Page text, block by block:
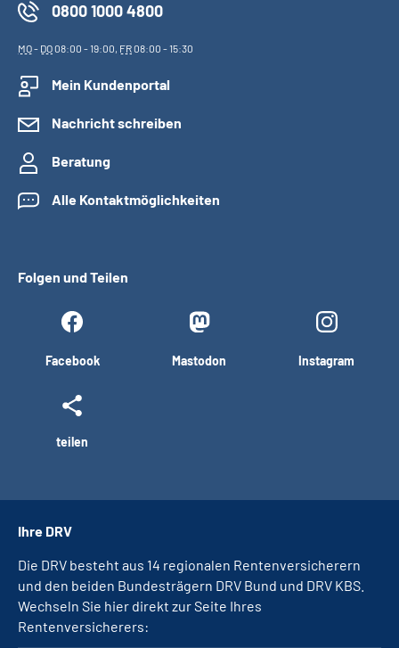
0800 1000 4800
MO- DO08:00 - 19:00, FR08:00 - 15:30
Mein Kundenportal
Nachricht schreiben
Beratung
Alle Kontaktmöglichkeiten
Folgen und Teilen
Facebook Mastodon Instagram
teilen
Ihre DRV
Die DRV besteht aus 14 regionalen Rentenversicherern
und den beiden Bundesträgern DRV Bund und DRV KBS.
Wechseln Sie hier direkt zur Seite Ihres
Rentenversicherers: